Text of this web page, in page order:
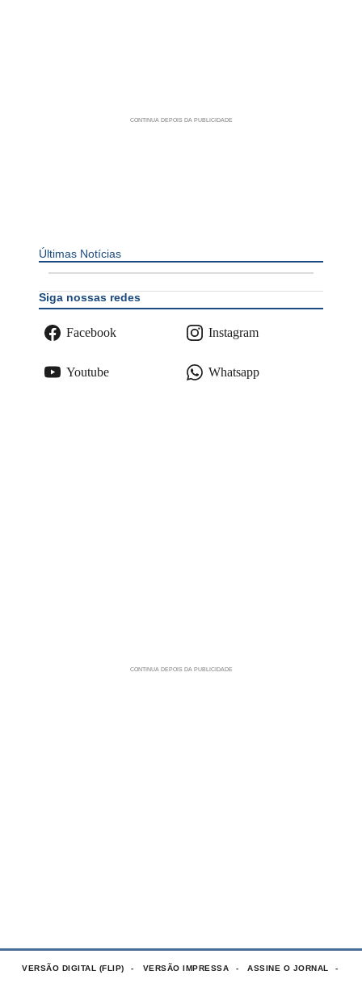
Últimas Notícias
Siga nossas redes
Facebook Instagram
Youtube Whatsapp
VERSÃO DIGITAL (FLIP) VERSÃO IMPRESSA ASSINE O JORNAL